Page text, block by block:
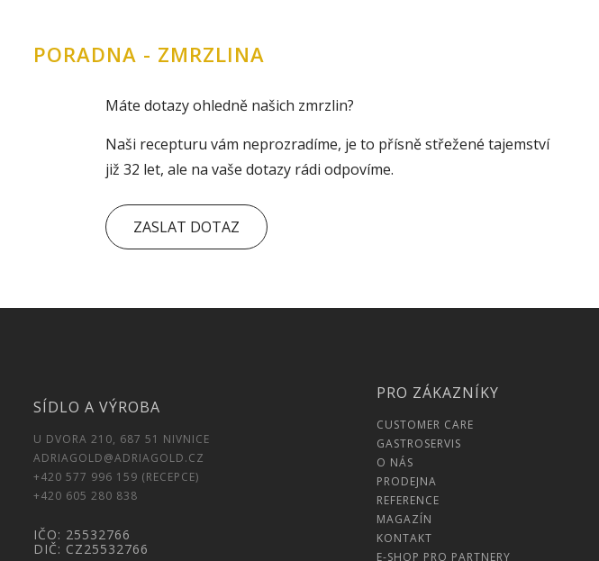
PORADNA - ZMRZLINA
Máte dotazy ohledně našich zmrzlin?
Naši recepturu vám neprozradíme, je to přísně střežené tajemství
již 32 let, ale na vaše dotazy rádi odpovíme.
ZASLAT DOTAZ
SÍDLO A VÝROBA
U DVORA 210, 687 51 NIVNICE
ADRIAGOLD@ADRIAGOLD.CZ
+420 577 996 159 (RECEPCE)
+420 605 280 838
IČO: 25532766
DIČ: CZ25532766
PRO ZÁKAZNÍKY
CUSTOMER CARE
GASTROSERVIS
O NÁS
PRODEJNA
REFERENCE
MAGAZÍN
KONTAKT
E-SHOP PRO PARTNERY